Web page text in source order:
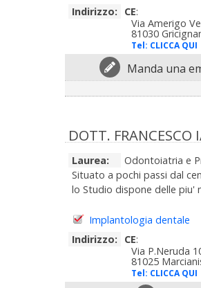
Indirizzo:
CE:
Via Amerigo
81030
Tel: CLICCA QUI
Manda una
DOTT. FRANCESCO
Laurea:
Odontoiatria e
Situato a pochi passi dal
lo Studio dispone delle piu'
Implantologia dentale
Indirizzo:
CE:
Via P.Neruda
81025
Tel: CLICCA QUI